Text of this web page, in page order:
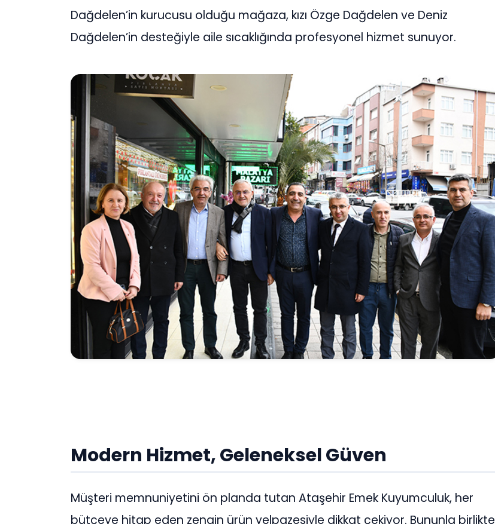
Dağdelen’in kurucusu olduğu mağaza, kızı Özge Dağdelen ve Deniz
Dağdelen’in desteğiyle aile sıcaklığında profesyonel hizmet sunuyor.
Modern Hizmet, Geleneksel Güven
Müşteri memnuniyetini ön planda tutan Ataşehir Emek Kuyumculuk, her
bütçeye hitap eden zengin ürün yelpazesiyle dikkat çekiyor. Bununla birlikte